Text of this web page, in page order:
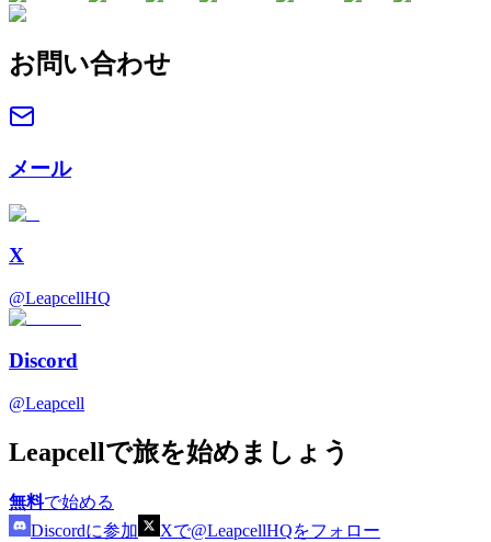
お問い合わせ
メール
X
@LeapcellHQ
Discord
@Leapcell
Leapcellで旅を始めましょう
無料で始める
Discordに参加
Xで@LeapcellHQをフォロー